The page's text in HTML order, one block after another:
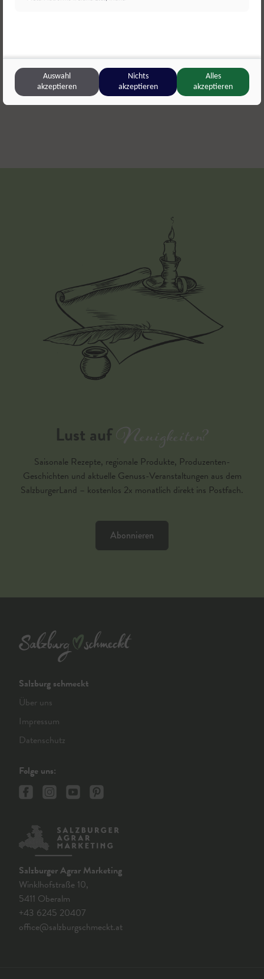
Premium Original Bergkäse 50% 500 g,Hartkäse
Lust aufNeuigkeiten?
Saisonale Rezepte, regionale Produkte, Produzenten-
Geschichten und aktuelle Genuss-Veranstaltungen aus dem
SalzburgerLand – kostenlos 2x monatlich direkt ins Postfach.
Abonnieren
Salzburg schmeckt
Über uns
Impressum
Datenschutz
Folge uns:
Salzburger Agrar Marketing
Winklhofstraße 10,
5411 Oberalm
+43 6245 20407
office@salzburgschmeckt.at
Auswahl
akzeptieren
Nichts
akzeptieren
Alles
akzeptieren